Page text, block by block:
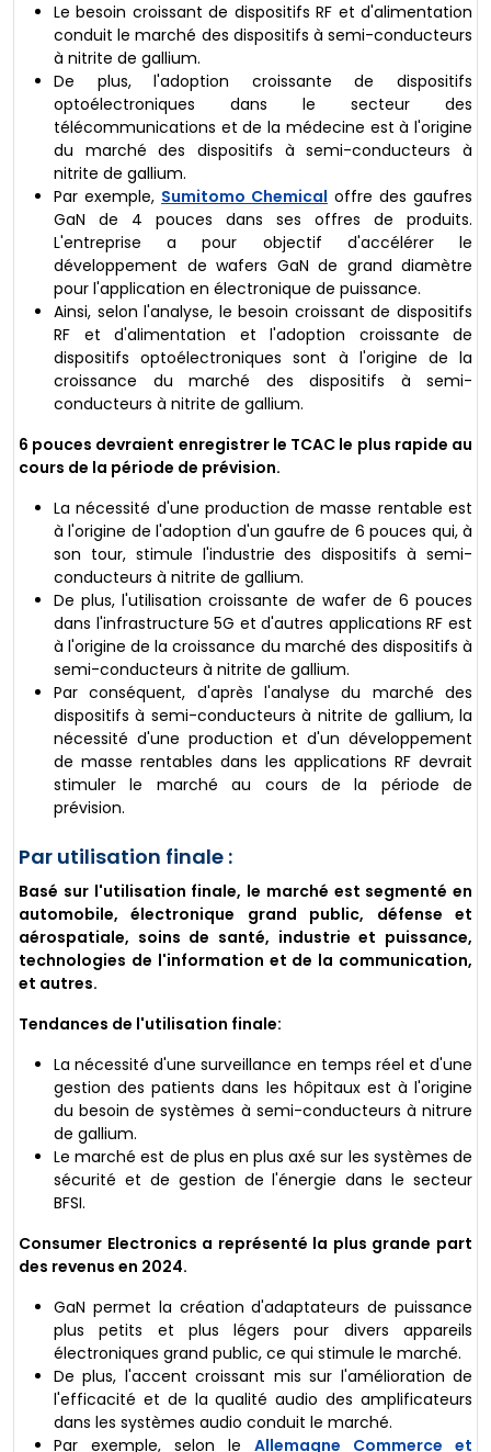
Le besoin croissant de dispositifs RF et d'alimentation
conduit le marché des dispositifs à semi-conducteurs
à nitrite de gallium.
De plus, l'adoption croissante de dispositifs
optoélectroniques dans le secteur des
télécommunications et de la médecine est à l'origine
du marché des dispositifs à semi-conducteurs à
nitrite de gallium.
Par exemple, Sumitomo Chemical offre des gaufres
GaN de 4 pouces dans ses offres de produits.
L'entreprise a pour objectif d'accélérer le
développement de wafers GaN de grand diamètre
pour l'application en électronique de puissance.
Ainsi, selon l'analyse, le besoin croissant de dispositifs
RF et d'alimentation et l'adoption croissante de
dispositifs optoélectroniques sont à l'origine de la
croissance du marché des dispositifs à semi-
conducteurs à nitrite de gallium.
6 pouces devraient enregistrer le TCAC le plus rapide au
cours de la période de prévision.
La nécessité d'une production de masse rentable est
à l'origine de l'adoption d'un gaufre de 6 pouces qui, à
son tour, stimule l'industrie des dispositifs à semi-
conducteurs à nitrite de gallium.
De plus, l'utilisation croissante de wafer de 6 pouces
dans l'infrastructure 5G et d'autres applications RF est
à l'origine de la croissance du marché des dispositifs à
semi-conducteurs à nitrite de gallium.
Par conséquent, d'après l'analyse du marché des
dispositifs à semi-conducteurs à nitrite de gallium, la
nécessité d'une production et d'un développement
de masse rentables dans les applications RF devrait
stimuler le marché au cours de la période de
prévision.
Par utilisation finale :
Basé sur l'utilisation finale, le marché est segmenté en
automobile, électronique grand public, défense et
aérospatiale, soins de santé, industrie et puissance,
technologies de l'information et de la communication,
et autres.
Tendances de l'utilisation finale:
La nécessité d'une surveillance en temps réel et d'une
gestion des patients dans les hôpitaux est à l'origine
du besoin de systèmes à semi-conducteurs à nitrure
de gallium.
Le marché est de plus en plus axé sur les systèmes de
sécurité et de gestion de l'énergie dans le secteur
BFSI.
Consumer Electronics a représenté la plus grande part
des revenus en 2024.
GaN permet la création d'adaptateurs de puissance
plus petits et plus légers pour divers appareils
électroniques grand public, ce qui stimule le marché.
De plus, l'accent croissant mis sur l'amélioration de
l'efficacité et de la qualité audio des amplificateurs
dans les systèmes audio conduit le marché.
Par exemple, selon le Allemagne Commerce et